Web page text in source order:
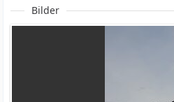
Bilder